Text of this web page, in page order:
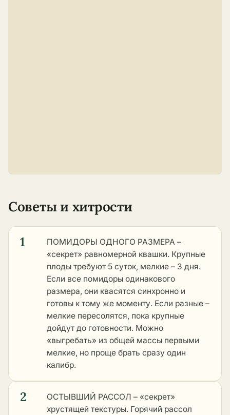
Советы и хитрости
1
ПОМИДОРЫ ОДНОГО РАЗМЕРА –
«секрет» равномерной квашки. Крупные
плоды требуют 5 суток, мелкие – 3 дня.
Если все помидоры одинакового
размера, они квасятся синхронно и
готовы к тому же моменту. Если разные –
мелкие пересолятся, пока крупные
дойдут до готовности. Можно
«выгребать» из общей массы первыми
мелкие, но проще брать сразу один
калибр.
2
ОСТЫВШИЙ РАССОЛ – «секрет»
хрустящей текстуры. Горячий рассол